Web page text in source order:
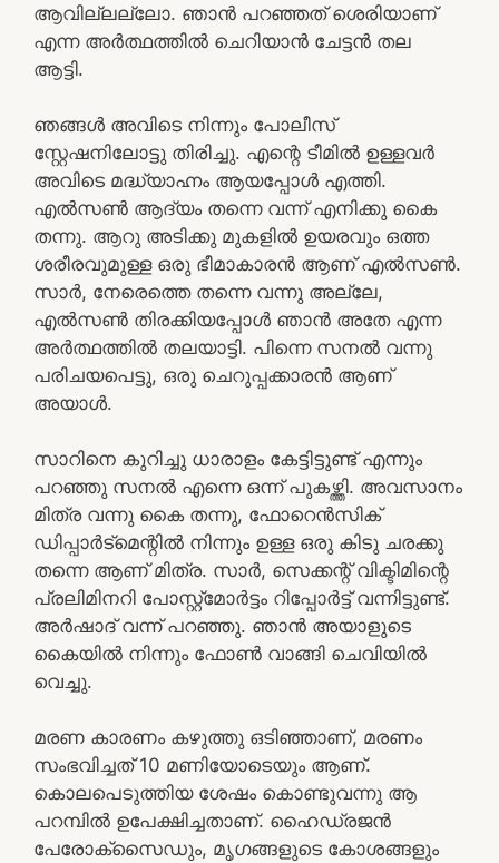
ആവില്ലല്ലോ. ഞാൻ പറഞ്ഞത് ശെരിയാണ്
എന്ന അർത്ഥത്തിൽ ചെറിയാൻ ചേട്ടൻ തല
ആട്ടി.
ഞങ്ങൾ അവിടെ നിന്നും പോലീസ്
സ്റ്റേഷനിലോട്ടു തിരിച്ചു. എന്റെ ടീമിൽ ഉള്ളവർ
അവിടെ മദ്ധ്യാഹ്നം ആയപ്പോൾ എത്തി.
എൽസൺ ആദ്യം തന്നെ വന്ന് എനിക്കു കൈ
തന്നു. ആറു അടിക്കു മുകളിൽ ഉയരവും ഒത്ത
ശരീരവുമുള്ള ഒരു ഭീമാകാരൻ ആണ് എൽസൺ.
സാർ, നേരെത്തെ തന്നെ വന്നു അല്ലേ,
എൽസൺ തിരക്കിയപ്പോൾ ഞാൻ അതേ എന്ന
അർത്ഥത്തിൽ തലയാട്ടി. പിന്നെ സനൽ വന്നു
പരിചയപെട്ടു, ഒരു ചെറുപ്പക്കാരൻ ആണ്
അയാൾ.
സാറിനെ കുറിച്ചു ധാരാളം കേട്ടിട്ടുണ്ട് എന്നും
പറഞ്ഞു സനൽ എന്നെ ഒന്ന് പുകഴ്ത്തി. അവസാനം
മിത്ര വന്നു കൈ തന്നു, ഫോറെൻസിക്
ഡിപ്പാർട്മെന്റിൽ നിന്നും ഉള്ള ഒരു കിടു ചരക്കു
തന്നെ ആണ് മിത്ര. സാർ, സെക്കന്റ്‌ വിക്ടിമിന്റെ
പ്രലിമിനറി പോസ്റ്റ്മോർട്ടം റിപ്പോർട്ട്‌ വന്നിട്ടുണ്ട്.
അർഷാദ് വന്ന് പറഞ്ഞു. ഞാൻ അയാളുടെ
കൈയിൽ നിന്നും ഫോൺ വാങ്ങി ചെവിയിൽ
വെച്ചു.
മരണ കാരണം കഴുത്തു ഒടിഞ്ഞാണ്, മരണം
സംഭവിച്ചത് 10 മണിയോടെയും ആണ്.
കൊലപെടുത്തിയ ശേഷം കൊണ്ടുവന്നു ആ
പറമ്പിൽ ഉപേക്ഷിച്ചതാണ്. ഹൈഡ്രജൻ
പേരോക്സൈഡും, മൃഗങ്ങളുടെ കോശങ്ങളും